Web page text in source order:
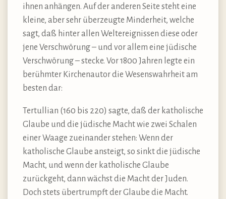
ihnen anhängen. Auf der anderen Seite steht eine
kleine, aber sehr überzeugte Minderheit, welche
sagt, daß hinter allen Weltereignissen diese oder
jene Verschwörung – und vor allem eine jüdische
Verschwörung – stecke. Vor 1800 Jahren legte ein
berühmter Kirchenautor die Wesenswahrheit am
besten dar:
Tertullian (160 bis 220) sagte, daß der katholische
Glaube und die jüdische Macht wie zwei Schalen
einer Waage zueinander stehen: Wenn der
katholische Glaube ansteigt, so sinkt die jüdische
Macht, und wenn der katholische Glaube
zurückgeht, dann wächst die Macht der Juden.
Doch stets übertrumpft der Glaube die Macht.